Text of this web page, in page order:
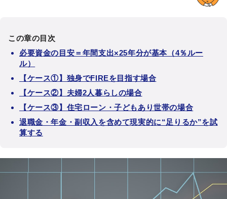
この章の目次
必要資金の目安＝年間支出×25年分が基本（4％ルー
ル）
【ケース①】独身でFIREを目指す場合
【ケース②】夫婦2人暮らしの場合
【ケース③】住宅ローン・子どもあり世帯の場合
退職金・年金・副収入を含めて現実的に“足りるか”を試
算する